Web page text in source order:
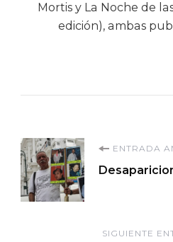
Mortis y La Noche de
edición), ambas
de
entradas
ENTRADA
SIGUIENTE